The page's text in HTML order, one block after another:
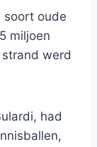
soort oude
miljoen
werd
had